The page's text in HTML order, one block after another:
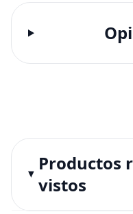
Productos
vistos